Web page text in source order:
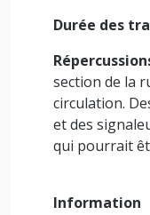
Durée des
section de la
circulation.
et des
qui pourrait
Information